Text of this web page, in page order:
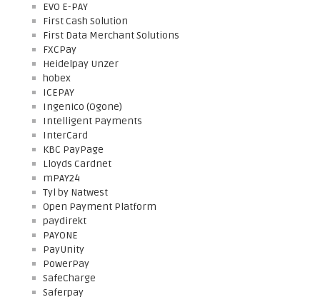
EVO E-PAY
First Cash Solution
First Data Merchant Solutions
FXCPay
Heidelpay Unzer
hobex
ICEPAY
Ingenico (Ogone)
Intelligent Payments
InterCard
KBC PayPage
Lloyds Cardnet
mPAY24
Tyl by Natwest
Open Payment Platform
paydirekt
PAYONE
PayUnity
PowerPay
SafeCharge
Saferpay